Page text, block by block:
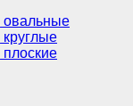
овальные
круглые
плоские